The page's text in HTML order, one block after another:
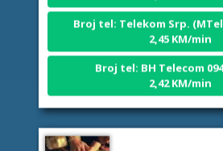
Broj tel: Telekom Srp.
2,45 KM/min
Broj tel: BH Telecom
2,42 KM/min